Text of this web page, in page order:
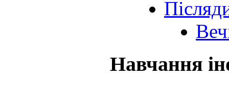
Навчання